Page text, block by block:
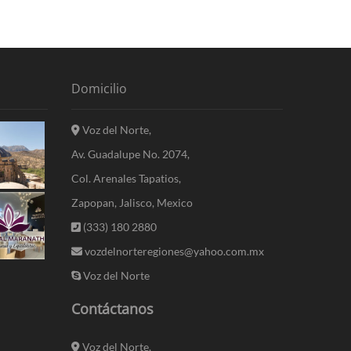
Domicilio
Voz del Norte,
Av. Guadalupe No. 2074,
Col. Arenales Tapatios,
Zapopan, Jalisco, Mexico
(333) 180 2880
vozdelnorteregiones@yahoo.com.mx
Voz del Norte
Contáctanos
Voz del Norte,